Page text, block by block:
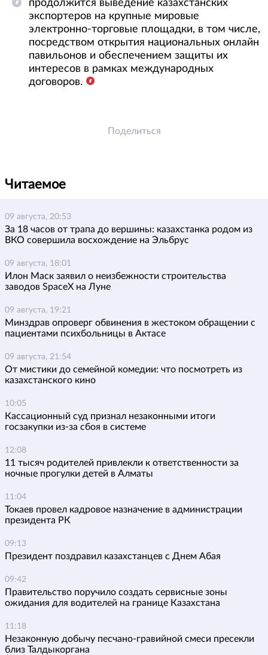
продолжится выведение казахстанских
экспортеров на крупные мировые
электронно-торговые площадки, в том числе,
посредством открытия национальных онлайн
павильонов и обеспечением защиты их
интересов в рамках международных
договоров.
Поделиться
Читаемое
09 августа, 20:53
За 18 часов от трапа до вершины: казахстанка родом из
ВКО совершила восхождение на Эльбрус
09 августа, 18:01
Илон Маск заявил о неизбежности строительства
заводов SpaceX на Луне
09 августа, 19:21
Минздрав опроверг обвинения в жестоком обращении с
пациентами психбольницы в Актасе
09 августа, 21:54
От мистики до семейной комедии: что посмотреть из
казахстанского кино
10:05
Кассационный суд признал незаконными итоги
госзакупки из-за сбоя в системе
12:08
11 тысяч родителей привлекли к ответственности за
ночные прогулки детей в Алматы
11:04
Токаев провел кадровое назначение в администрации
президента РК
09:13
Президент поздравил казахстанцев с Днем Абая
09:42
Правительство поручило создать сервисные зоны
ожидания для водителей на границе Казахстана
11:18
Незаконную добычу песчано-гравийной смеси пресекли
близ Талдыкоргана